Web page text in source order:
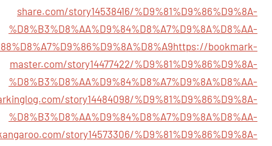
share.com/story14538416/%D9%81%D9%86%D9%8A-
%D8%B3%D8%AA%D9%84%D8%A7%D9%8A%D8%AA-
https://bookmark-
master.com/story14477422/%D9%81%D9%86%D9%8A-
%D8%B3%D8%AA%D9%84%D8%A7%D9%8A%D8%AA-
story14484098/%D9%81%D9%86%D9%8A-
%D8%B3%D8%AA%D9%84%D8%A7%D9%8A%D8%AA-
story14573306/%D9%81%D9%86%D9%8A-